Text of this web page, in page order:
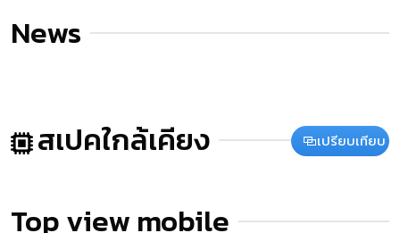
News
สเปคใกล้เคียง เปรียบเทียบ
Top view mobile